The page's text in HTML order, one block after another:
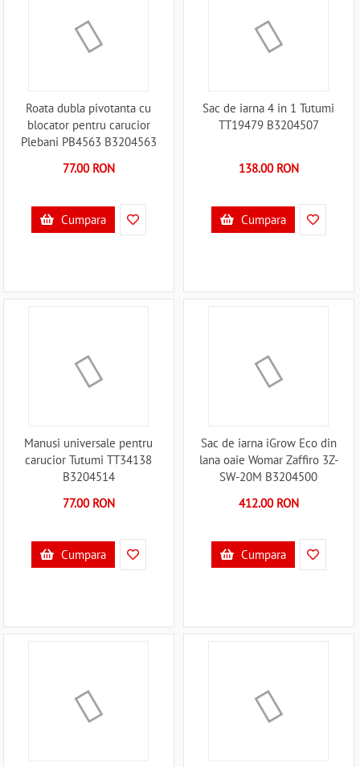
Roata dubla pivotanta cu
blocator pentru carucior
Plebani PB4563 B3204563
77.00 RON
Cumpara
Sac de iarna 4 in 1 Tutumi
TT19479 B3204507
138.00 RON
Cumpara
Manusi universale pentru
carucior Tutumi TT34138
B3204514
77.00 RON
Cumpara
Sac de iarna iGrow Eco din
lana oaie Womar Zaffiro 3Z-
SW-20M B3204500
412.00 RON
Cumpara